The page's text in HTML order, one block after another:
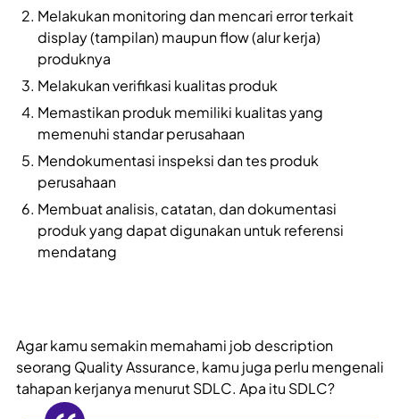
Melakukan monitoring dan mencari error terkait
display (tampilan) maupun flow (alur kerja)
produknya
Melakukan verifikasi kualitas produk
Memastikan produk memiliki kualitas yang
memenuhi standar perusahaan
Mendokumentasi inspeksi dan tes produk
perusahaan
Membuat analisis, catatan, dan dokumentasi
produk yang dapat digunakan untuk referensi
mendatang
Agar kamu semakin memahami job description
seorang Quality Assurance, kamu juga perlu mengenali
tahapan kerjanya menurut SDLC. Apa itu SDLC?